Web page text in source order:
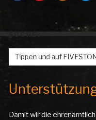
SUCHE:
Search
for:
Damit wir die